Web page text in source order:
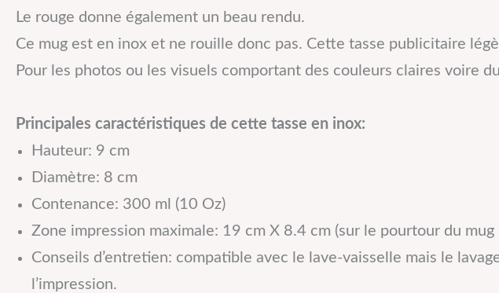
Le rouge donne également un beau rendu.
Ce mug est en inox et ne rouille donc pas. Cette tasse publicitaire
Pour les photos ou les visuels comportant des couleurs claires voire
Principales caractéristiques de cette tasse en inox:
Hauteur: 9 cm
Diamètre: 8 cm
Contenance: 300 ml (10 Oz)
Zone impression maximale: 19 cm X 8.4 cm (sur le pourtour du mug
Conseils d’entretien: compatible avec le lave-vaisselle mais le
l’impression.